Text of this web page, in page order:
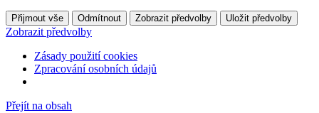
Přijmout vše Odmítnout Zobrazit předvolby Uložit předvolby
Zobrazit předvolby
Zásady použití cookies
Zpracování osobních údajů
Přejít na obsah